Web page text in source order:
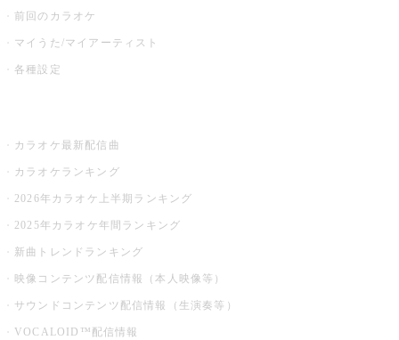
前回のカラオケ
マイうた/マイアーティスト
各種設定
カラオケ最新配信曲
カラオケランキング
2026年カラオケ上半期ランキング
2025年カラオケ年間ランキング
新曲トレンドランキング
映像コンテンツ配信情報（本人映像等）
サウンドコンテンツ配信情報（生演奏等）
VOCALOID™配信情報